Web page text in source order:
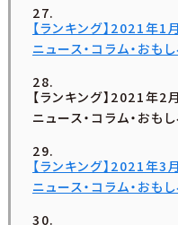
【ランキング】2021年
ニュース・コラム・おも
【ランキング】2021年
ニュース・コラム・おも
【ランキング】2021年
ニュース・コラム・おも